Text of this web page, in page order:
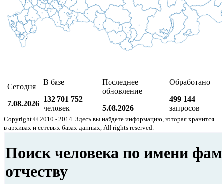
Сегодня
7.08.2026
В базе
132 701 752
человек
Последнее
обновление
5.08.2026
Обработано
499 144
запросов
Copyright © 2010 - 2014. Здесь вы найдете информацию, которая хранится
в архивах и сетевых базах данных, All rights reserved.
Поиск человека по имени
отчеству